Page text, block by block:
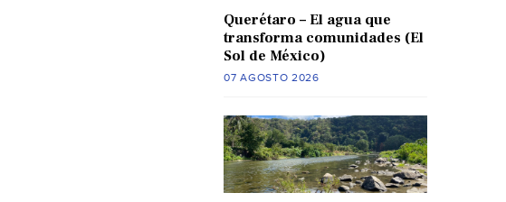
Querétaro – El agua que
transforma comunidades (El
Sol de México)
07 AGOSTO 2026